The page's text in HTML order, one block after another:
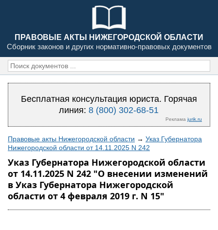
ПРАВОВЫЕ АКТЫ НИЖЕГОРОДСКОЙ ОБЛАСТИ
Сборник законов и других нормативно-правовых документов
Бесплатная консультация юриста. Горячая
линия:8 (800) 302-68-51
Реклама jurik.ru
Правовые акты Нижегородской области → Указ Губернатора
Нижегородской области от 14.11.2025 N 242
Указ Губернатора Нижегородской области
от 14.11.2025 N 242 "О внесении изменений
в Указ Губернатора Нижегородской
области от 4 февраля 2019 г. N 15"